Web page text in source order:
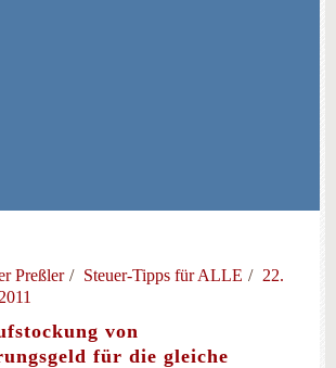
Preßler Steuer-Tipps für ALLE
22.
von
für die gleiche